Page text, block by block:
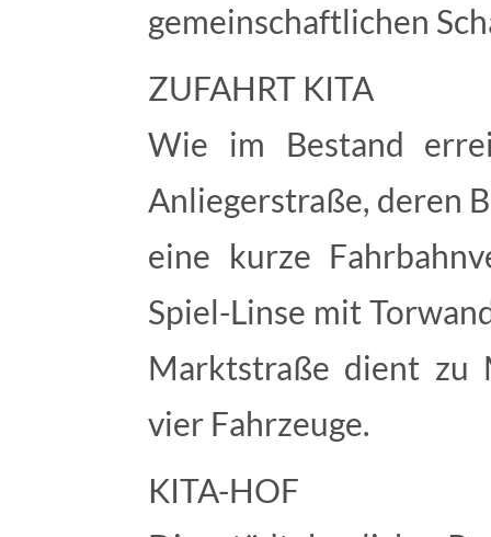
gemeinschaftlichen
ZUFAHRT KITA
Wie im Bestand
Anliegerstraße, deren
eine kurze
Spiel-Linse mit
Marktstraße dient zu
vier Fahrzeuge.
KITA-HOF